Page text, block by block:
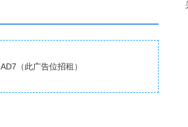
AD7（此广告位招租）